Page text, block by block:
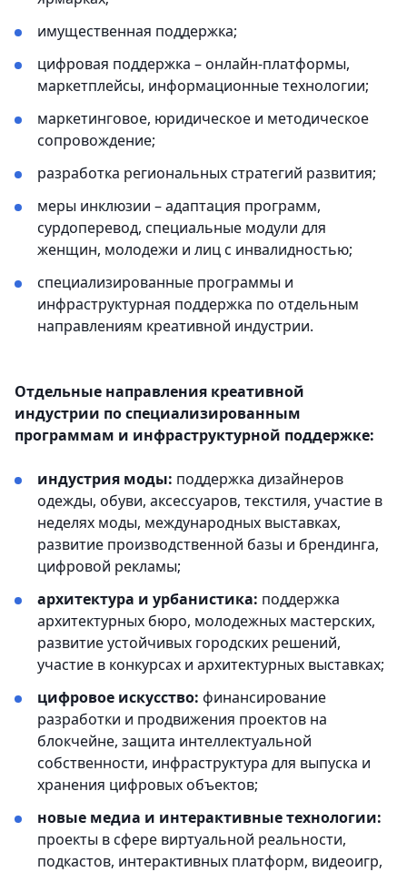
имущественная поддержка;
цифровая поддержка – онлайн-платформы,
маркетплейсы, информационные технологии;
маркетинговое, юридическое и методическое
сопровождение;
разработка региональных стратегий развития;
меры инклюзии – адаптация программ,
сурдоперевод, специальные модули для
женщин, молодежи и лиц с инвалидностью;
специализированные программы и
инфраструктурная поддержка по отдельным
направлениям креативной индустрии.
Отдельные направления креативной
индустрии по специализированным
программам и инфраструктурной поддержке:
индустрия моды: поддержка дизайнеров
одежды, обуви, аксессуаров, текстиля, участие в
неделях моды, международных выставках,
развитие производственной базы и брендинга,
цифровой рекламы;
архитектура и урбанистика: поддержка
архитектурных бюро, молодежных мастерских,
развитие устойчивых городских решений,
участие в конкурсах и архитектурных выставках;
цифровое искусство: финансирование
разработки и продвижения проектов на
блокчейне, защита интеллектуальной
собственности, инфраструктура для выпуска и
хранения цифровых объектов;
новые медиа и интерактивные технологии:
проекты в сфере виртуальной реальности,
подкастов, интерактивных платформ, видеоигр,